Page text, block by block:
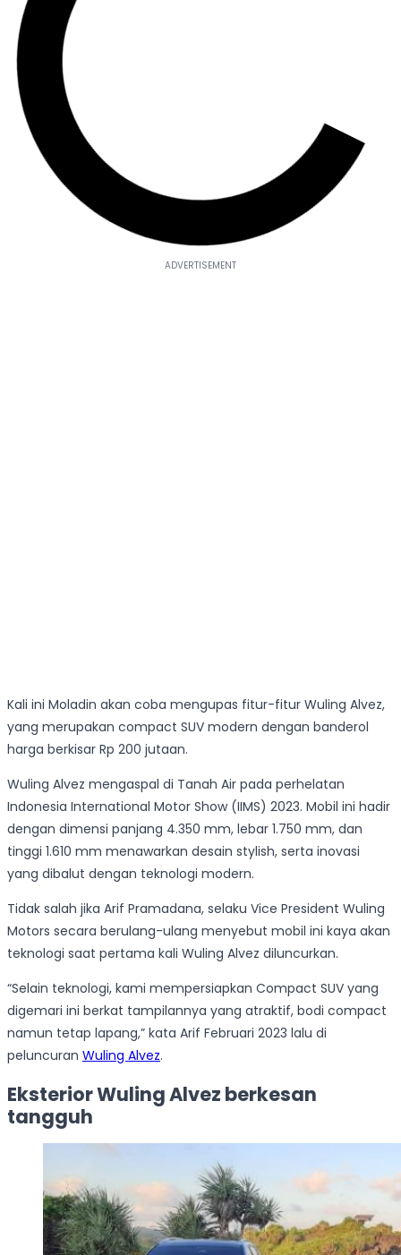
Kali ini Moladin akan coba mengupas fitur-fitur Wuling Alvez,
yang merupakan compact SUV modern dengan banderol
harga berkisar Rp 200 jutaan.
Wuling Alvez mengaspal di Tanah Air pada perhelatan
Indonesia International Motor Show (IIMS) 2023. Mobil ini hadir
dengan dimensi panjang 4.350 mm, lebar 1.750 mm, dan
tinggi 1.610 mm menawarkan desain stylish, serta inovasi
yang dibalut dengan teknologi modern.
Tidak salah jika Arif Pramadana, selaku Vice President Wuling
Motors secara berulang-ulang menyebut mobil ini kaya akan
teknologi saat pertama kali Wuling Alvez diluncurkan.
“Selain teknologi, kami mempersiapkan Compact SUV yang
digemari ini berkat tampilannya yang atraktif, bodi compact
namun tetap lapang,” kata Arif Februari 2023 lalu di
peluncuran Wuling Alvez.
Eksterior Wuling Alvez berkesan
tangguh